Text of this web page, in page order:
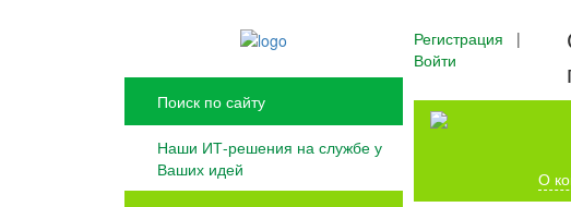
Наши ИТ-решения на службе у
Ваших идей
Регистрация |
Войти
О